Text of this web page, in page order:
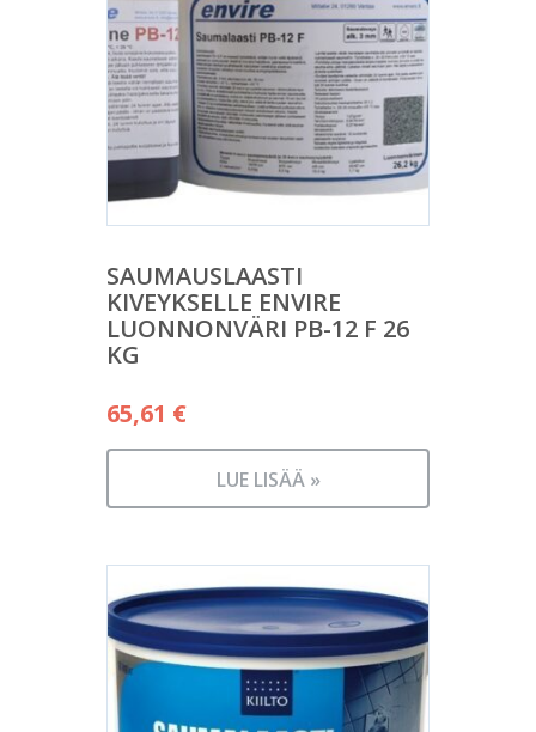
SAUMAUSLAASTI
KIVEYKSELLE ENVIRE
LUONNONVÄRI PB-12 F 26
KG
65,61 €
LUE LISÄÄ »